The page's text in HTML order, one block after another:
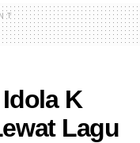
K
Lagu